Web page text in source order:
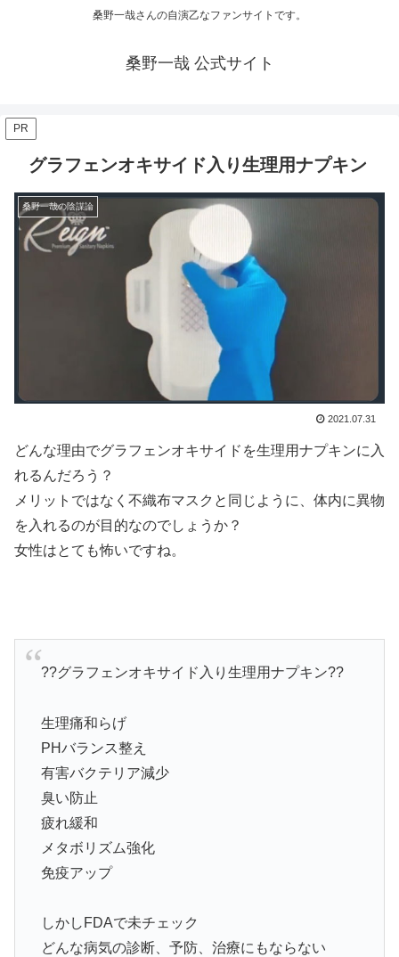
桑野一哉さんの自演乙なファンサイトです。
桑野一哉 公式サイト
PR
グラフェンオキサイド入り生理用ナプキン
桑野一哉の陰謀論
2021.07.31
どんな理由でグラフェンオキサイドを生理用ナプキンに入
れるんだろう？
メリットではなく不織布マスクと同じように、体内に異物
を入れるのが目的なのでしょうか？
女性はとても怖いですね。
??グラフェンオキサイド入り生理用ナプキン??
生理痛和らげ
PHバランス整え
有害バクテリア減少
臭い防止
疲れ緩和
メタボリズム強化
免疫アップ
しかしFDAで未チェック
どんな病気の診断、予防、治療にもならない